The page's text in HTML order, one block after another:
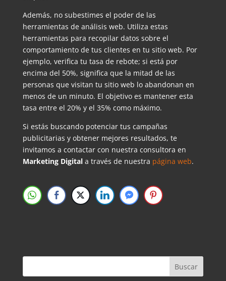
Además, no subestimes el poder de las
herramientas de análisis web. Utiliza estas
herramientas para recopilar datos sobre el
comportamiento de tus clientes en tu sitio web. Por
ejemplo, verifica tu tasa de rebote; si está por
encima del 50%, significa que la mitad de las
personas que visitan tu sitio web lo abandonan en
menos de un minuto. El objetivo es mantener esta
tasa entre el 20% y el 35% como máximo.
Si estás buscando potenciar tus campañas
publicitarias y obtener mejores resultados, te
invitamos a contactar con nuestra consultora en
Marketing Digitala través de nuestra página web.